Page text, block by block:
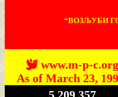
“ВОЗЉУБИ
www.m-p-c.org
As of March 23,